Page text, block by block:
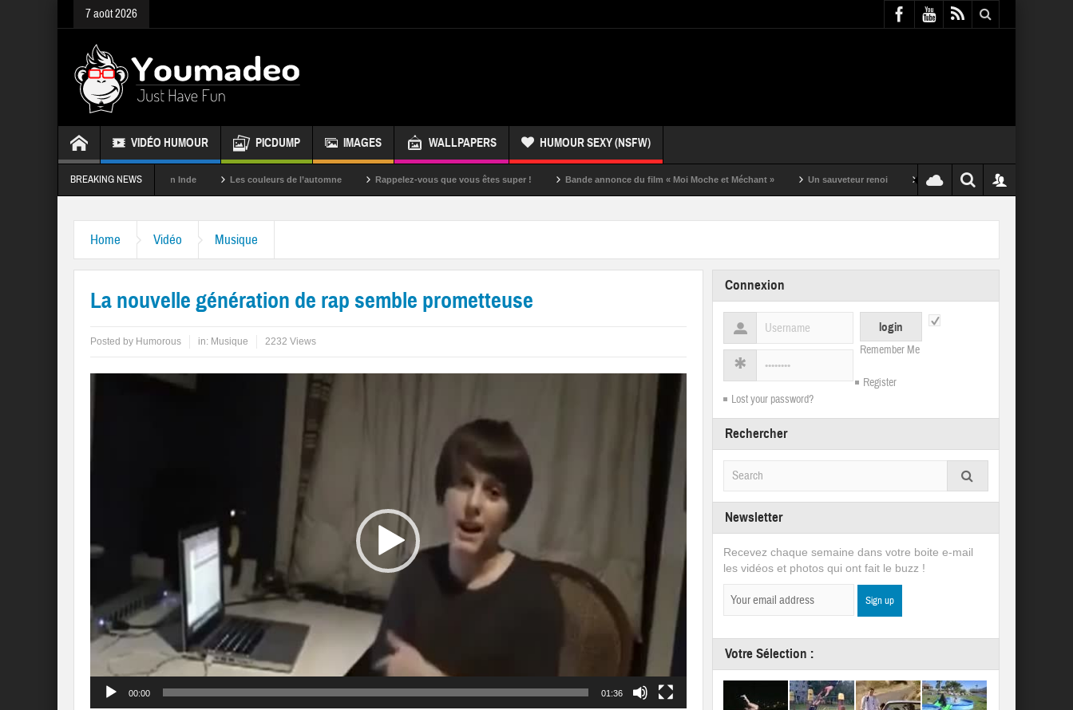
7 août 2026
VIDÉO HUMOUR PICDUMP IMAGES WALLPAPERS HUMOUR SEXY (NSFW)
BREAKING NEWS
La fête des couleurs en Inde Les couleurs de l’automne Rappelez-vous que vous êtes super ! Bande annonce du film « Moi Moche et Méchant » Un sauveteur renoi Un puching ball pas comme les autres
Home Vidéo Musique
La nouvelle génération de rap semble prometteuse
Posted by Humorous in: Musique 2232 Views
00:00 01:36
Connexion
Remember Me
Register
Lost your password?
Rechercher
Newsletter
Recevez chaque semaine dans votre boite e-mail
les vidéos et photos qui ont fait le buzz !
Votre Sélection :